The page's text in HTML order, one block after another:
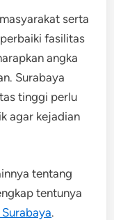
serta
fasilitas
angka
Surabaya
tinggi perlu
agar kejadian
tentang
tentunya
.